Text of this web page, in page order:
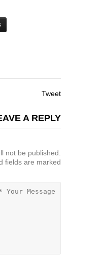
Tweet
A REPLY
not be published.
fields are marked